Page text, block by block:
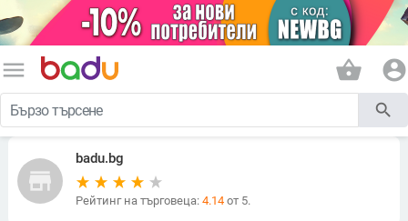
menu shopping_basket account_circle
search
store
badu.bg
Рейтинг на търговеца: 4.14от 5.